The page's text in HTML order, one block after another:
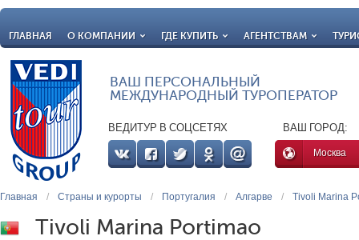
ГЛАВНАЯ О КОМПАНИИ ГДЕ КУПИТЬ АГЕНТСТВАМ
ВАШ ПЕРСОНАЛЬНЫЙ
МЕЖДУНАРОДНЫЙ ТУРОПЕРАТОР
ВЕДИТУР В СОЦСЕТЯХ ВАШ ГОРОД:
Москва
Главная / Страны и курорты / Португалия / Алгарве / Tivoli Marina
Tivoli Marina Portimao